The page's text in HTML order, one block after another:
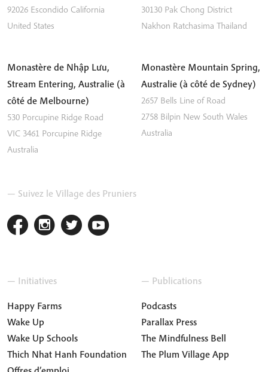
92026 Escondido California
United States
30130 Pak Chong District
Nakhon Ratchasima Thailand
Monastère de Nhập Lưu,
Stream Entering, Australie (à
côté de Melbourne)
530 Porcupine Ridge Road
VIC 3461 Porcupine Ridge
Australia
Monastère Mountain Spring,
Australie (à côté de Sydney)
2657 Bells Line of Road
2758 Bilpin New South Wales
Australia
— Suivez le Village des Pruniers
— Initiatives
Happy Farms
Wake Up
Wake Up Schools
Thich Nhat Hanh Foundation
— Publications
Podcasts
Parallax Press
The Mindfulness Bell
The Plum Village App